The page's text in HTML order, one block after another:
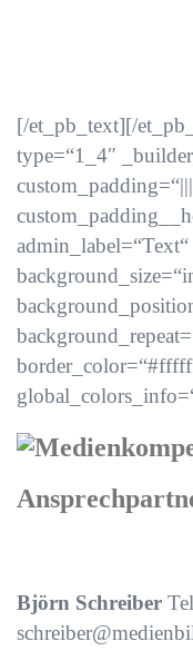
[/et_pb_text][/
type=“1_4″
Björn Schreiber